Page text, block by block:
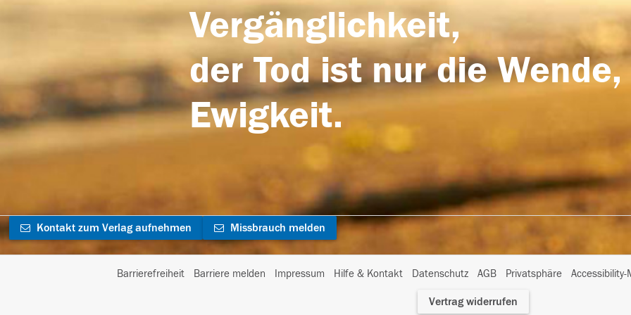
Vergänglichkeit,
der Tod ist nur die
Ewigkeit.
Kontakt zum Verlag aufnehmen Missbrauch melden
Barrierefreiheit Barriere melden Impressum Hilfe & Kontakt Datenschutz AGB Privatsphäre
I
Vertrag widerrufen